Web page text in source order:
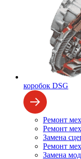
коробок DSG
Ремонт
Ремонт
Замена
Ремонт
Замена